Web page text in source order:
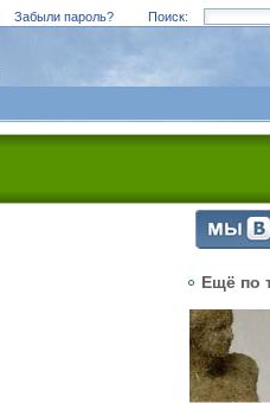
Забыли пароль? Поиск:
Ещё по